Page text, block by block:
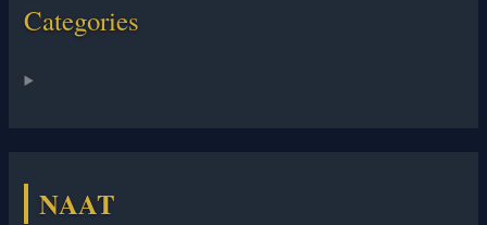
Categories
NAAT